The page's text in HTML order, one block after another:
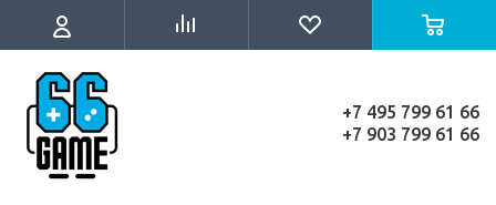
+7 495 799 61 66
+7 903 799 61 66